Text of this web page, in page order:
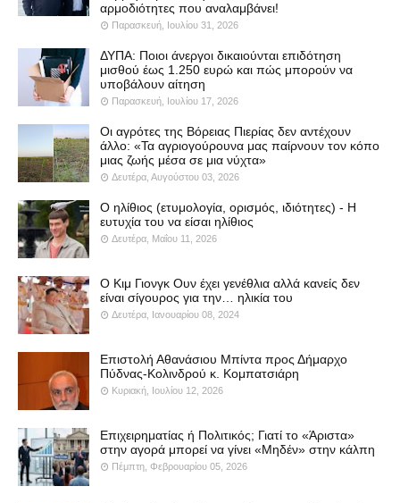
αρμοδιότητες που αναλαμβάνει!
Παρασκευή, Ιουλίου 31, 2026
ΔΥΠΑ: Ποιοι άνεργοι δικαιούνται επιδότηση
μισθού έως 1.250 ευρώ και πώς μπορούν να
υποβάλουν αίτηση
Παρασκευή, Ιουλίου 17, 2026
Οι αγρότες της Βόρειας Πιερίας δεν αντέχουν
άλλο: «Τα αγριογούρουνα μας παίρνουν τον κόπο
μιας ζωής μέσα σε μια νύχτα»
Δευτέρα, Αυγούστου 03, 2026
Ο ηλίθιος (ετυμολογία, ορισμός, ιδιότητες) - Η
ευτυχία του να είσαι ηλίθιος
Δευτέρα, Μαΐου 11, 2026
Ο Κιμ Γιονγκ Ουν έχει γενέθλια αλλά κανείς δεν
είναι σίγουρος για την… ηλικία του
Δευτέρα, Ιανουαρίου 08, 2024
Επιστολή Αθανάσιου Μπίντα προς Δήμαρχο
Πύδνας-Κολινδρού κ. Κομπατσιάρη
Κυριακή, Ιουλίου 12, 2026
Επιχειρηματίας ή Πολιτικός; Γιατί το «Άριστα»
στην αγορά μπορεί να γίνει «Μηδέν» στην κάλπη
Πέμπτη, Φεβρουαρίου 05, 2026